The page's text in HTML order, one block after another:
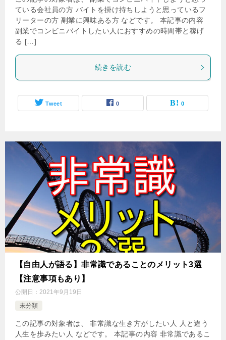
ている会社員の方 バイトを掛け持ちしようと思っているフ
リーターの方 副業に興味ある方 などです。 本記事の内容
副業でコンビニバイトしたい人におすすめの時間帯と稼げ
る […]
続きを読む
Tweet 0 0
【自由人が語る】非常識であることのメリット3選
【注意事項もあり】
公開日： 2021年9月19日
未分類
この記事の対象者は、 非常識な生き方がしたい人 人と違う
人生を歩みたい人 などです。 本記事の内容 非常識であるこ